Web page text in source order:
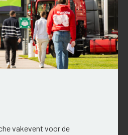
vakevent voor de